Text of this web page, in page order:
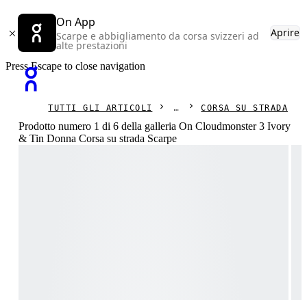
On App
Scarpe e abbigliamento da corsa svizzeri ad
alte prestazioni
Aprire
Press Escape to close navigation
TUTTI GLI ARTICOLI CORSA SU STRADA
Prodotto numero 1 di 6 della galleria On Cloudmonster 3 Ivory
& Tin Donna Corsa su strada Scarpe